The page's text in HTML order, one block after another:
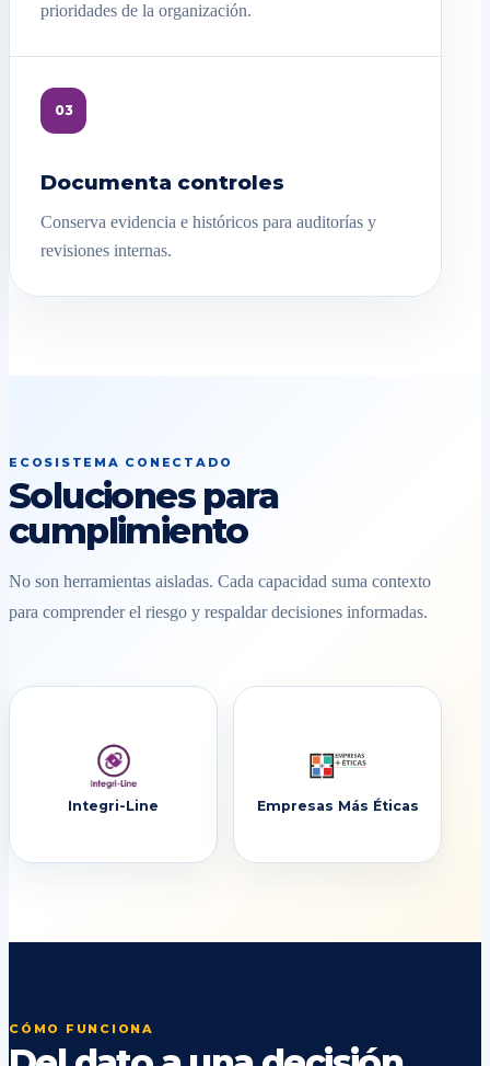
prioridades de la organización.
03
Documenta controles
Conserva evidencia e históricos para auditorías y
revisiones internas.
ECOSISTEMA CONECTADO
Soluciones para
cumplimiento
No son herramientas aisladas. Cada capacidad suma contexto
para comprender el riesgo y respaldar decisiones informadas.
Integri-Line Empresas Más Éticas
CÓMO FUNCIONA